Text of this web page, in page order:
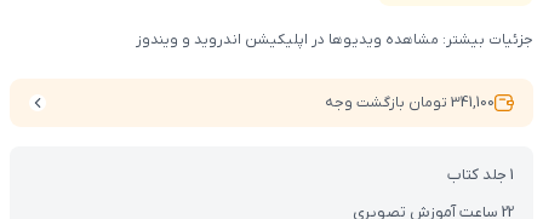
1 جلد کتاب
22 ساعت آموزش تصویری
جزئیات بیشتر: مشاهده ویدیوها در اپلیکیشن اندروید و ویندوز
341,100 تومان بازگشت وجه